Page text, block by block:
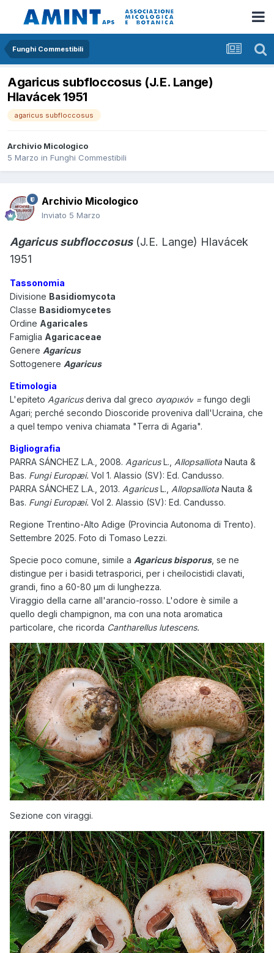
Funghi Commestibili
Agaricus subfloccosus (J.E. Lange)
Hlavácek 1951
agaricus subfloccosus
Archivio Micologico
5 Marzo in Funghi Commestibili
Archivio Micologico
Inviato 5 Marzo
Agaricus subfloccosus(J.E. Lange) Hlavácek
1951
Tassonomia
Divisione Basidiomycota
Classe Basidiomycetes
Ordine Agaricales
Famiglia Agaricaceae
Genere Agaricus
Sottogenere Agaricus
Etimologia
L'epiteto Agaricus deriva dal greco αγαρικόν = fungo degli
Agari; perché secondo Dioscoride proveniva dall'Ucraina, che
a quel tempo veniva chiamata "Terra di Agaria".
Bigliografia
PARRA SÁNCHEZ L.A., 2008. Agaricus L., Allopsalliota Nauta &
Bas. Fungi Europæi. Vol 1. Alassio (SV): Ed. Candusso.
PARRA SÁNCHEZ L.A., 2013. Agaricus L., Allopsalliota Nauta &
Bas. Fungi Europæi. Vol 2. Alassio (SV): Ed. Candusso.
Regione Trentino-Alto Adige (Provincia Autonoma di Trento).
Settembre 2025. Foto di Tomaso Lezzi.
Specie poco comune, simile a Agaricus bisporus, se ne
distingue per i basidi tetrasporici, per i cheilocistidi clavati,
grandi, fino a 60-80 µm di lunghezza.
Viraggio della carne all'arancio-rosso. L'odore è simile a
quello degli champignon, ma con una nota aromatica
particolare, che ricorda Cantharellus lutescens.
Sezione con viraggi.